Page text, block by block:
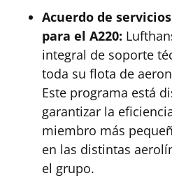
Acuerdo de
para el A220:
integral de soporte
toda su flota de
Este programa está
garantizar la
miembro más
en las distintas
el grupo.